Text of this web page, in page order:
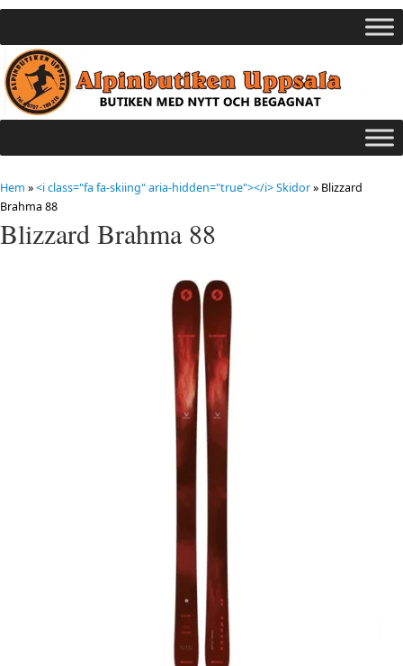
Hem »<i class="fa fa-skiing" aria-hidden="true"></i> Skidor» Blizzard
Brahma 88
Blizzard Brahma 88